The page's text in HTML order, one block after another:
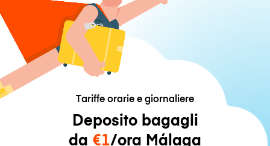
Tariffe orarie e giornaliere
Deposito bagagli
da €1/ora Málaga